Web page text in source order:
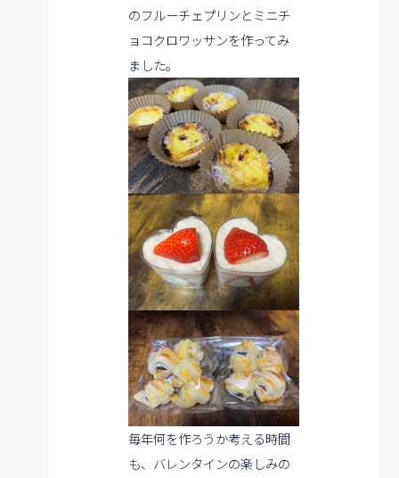
のフルーチェプリンとミニチ
ョコクロワッサンを作ってみ
ました。
毎年何を作ろうか考える時間
も、バレンタインの楽しみの